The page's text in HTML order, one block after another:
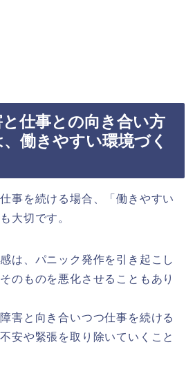
仕事との向き合い方
働きやすい環境づく
事を続ける場合、「働きやすい
大切です。
は、パニック発作を引き起こし
のものを悪化させることもあり
害と向き合いつつ仕事を続ける
安や緊張を取り除いていくこと